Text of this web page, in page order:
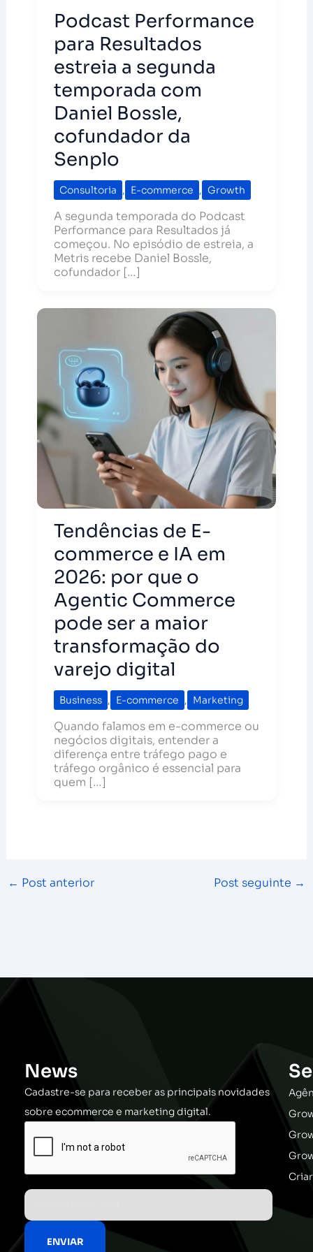
Podcast Performance
para Resultados
estreia a segunda
temporada com
Daniel Bossle,
cofundador da
Senplo
Consultoria , E-commerce , Growth
A segunda temporada do Podcast
Performance para Resultados já
começou. No episódio de estreia, a
Metris recebe Daniel Bossle,
cofundador […]
Tendências de E-
commerce e IA em
2026: por que o
Agentic Commerce
pode ser a maior
transformação do
varejo digital
Business , E-commerce , Marketing
Quando falamos em e-commerce ou
negócios digitais, entender a
diferença entre tráfego pago e
tráfego orgânico é essencial para
quem […]
← Post anterior Post seguinte →
News
Cadastre-se para receber as principais novidades
sobre ecommerce e marketing digital.